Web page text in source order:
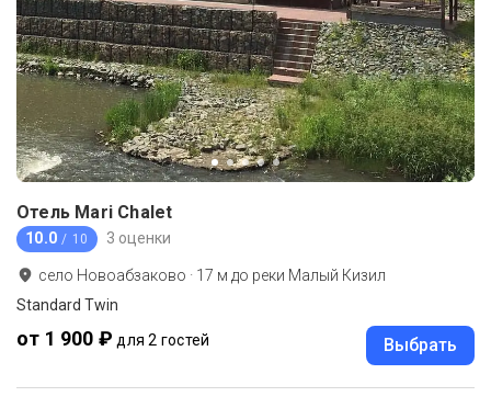
Отель Mari Chalet
10.0 / 10 3 оценки
село Новоабзаково · 17 м до реки Малый Кизил
Standard Twin
от 1 900 ₽ для 2 гостей Выбрать